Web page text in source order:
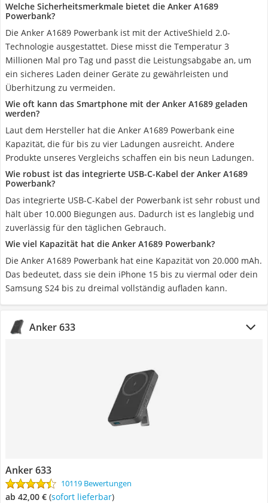
Welche Sicherheitsmerkmale bietet die Anker A1689
Powerbank?
Die Anker A1689 Powerbank ist mit der ActiveShield 2.0-
Technologie ausgestattet. Diese misst die Temperatur 3
Millionen Mal pro Tag und passt die Leistungsabgabe an, um
ein sicheres Laden deiner Geräte zu gewährleisten und
Überhitzung zu vermeiden.
Wie oft kann das Smartphone mit der Anker A1689 geladen
werden?
Laut dem Hersteller hat die Anker A1689 Powerbank eine
Kapazität, die für bis zu vier Ladungen ausreicht. Andere
Produkte unseres Vergleichs schaffen ein bis neun Ladungen.
Wie robust ist das integrierte USB-C-Kabel der Anker A1689
Powerbank?
Das integrierte USB-C-Kabel der Powerbank ist sehr robust und
hält über 10.000 Biegungen aus. Dadurch ist es langlebig und
zuverlässig für den täglichen Gebrauch.
Wie viel Kapazität hat die Anker A1689 Powerbank?
Die Anker A1689 Powerbank hat eine Kapazität von 20.000 mAh.
Das bedeutet, dass sie dein iPhone 15 bis zu viermal oder dein
Samsung S24 bis zu dreimal vollständig aufladen kann.
Anker 633
Anker 633
10119 Bewertungen
ab 42,00 € ( Sofort lieferbar)